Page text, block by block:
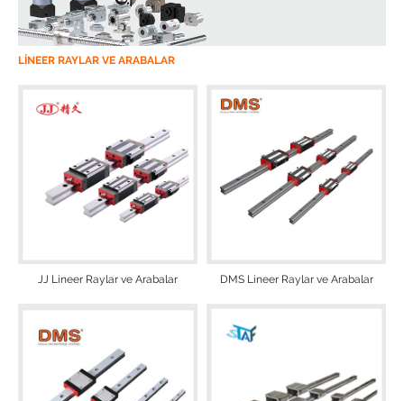
LINEER RAYLAR VE ARABALAR
JJ Lineer Raylar ve Arabalar DMS Lineer Raylar ve Arabalar